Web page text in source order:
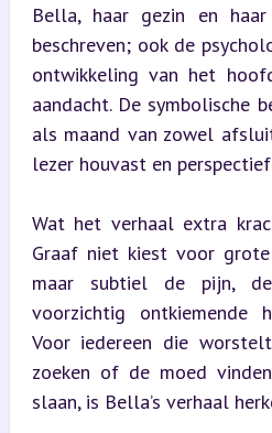
Bella, haar gezin en
beschreven; ook de
ontwikkeling van het
aandacht. De symbolische
als maand van zowel
lezer houvast en
Wat het verhaal extra
Graaf niet kiest voor grote
maar subtiel de pijn,
voorzichtig ontkiemende
Voor iedereen die
zoeken of de moed
slaan, is Bella’s verhaal